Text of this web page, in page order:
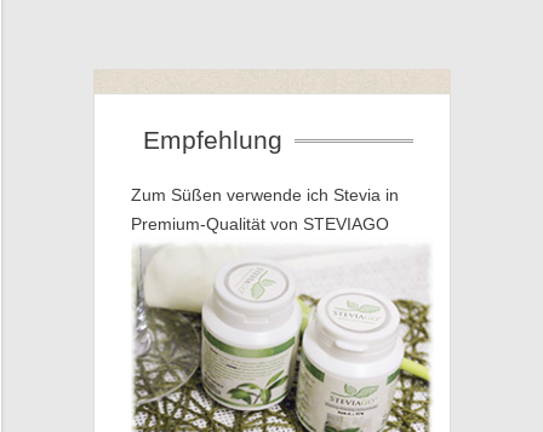
Empfehlung
Zum Süßen verwende ich Stevia in
Premium-Qualität von STEVIAGO